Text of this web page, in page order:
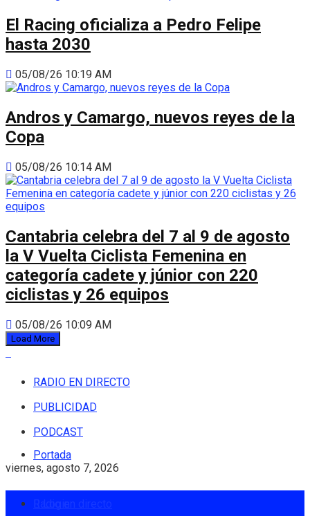
El Racing oficializa a Pedro Felipe
hasta 2030
05/08/26 10:19 AM
Andros y Camargo, nuevos reyes de la
Copa
05/08/26 10:14 AM
Cantabria celebra del 7 al 9 de agosto
la V Vuelta Ciclista Femenina en
categoría cadete y júnior con 220
ciclistas y 26 equipos
05/08/26 10:09 AM
Load More
RADIO EN DIRECTO
PUBLICIDAD
PODCAST
viernes, agosto 7, 2026
Portada